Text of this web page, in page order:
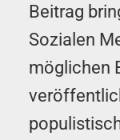
Beitrag
Sozialen
möglichen